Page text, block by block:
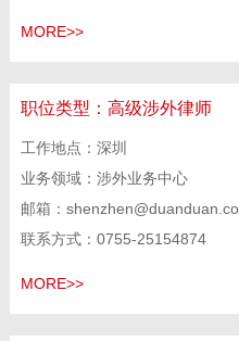
MORE>>
职位类型： 高级涉外律师
工作地点：深圳
业务领域：涉外业务中心
邮箱：
联系方式：0755-25154874
MORE>>